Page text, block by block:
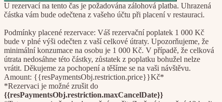
U rezervací na tento čas je požadována zálohová platba. Uhrazená
částka vám bude odečtena z vašeho účtu při placení v restauraci.
Podmínky placené rezervace: Váš rezervační poplatek 1 000 Kč
bude v plné výši odečten z vaší celkové útraty. Upozorňujeme, že
minimální konzumace na osobu je 1 000 Kč. V případě, že celková
útrata nedosáhne této částky, zůstatek z poplatku bohužel nelze
vrátit. Děkujeme za pochopení a těšíme se na vaši návštěvu.
Amount: {{resPaymentsObj.restriction.price}}Kč*
*Rezervaci je možné zrušit do
{{resPaymentsObj.restriction.maxCancelDate}}